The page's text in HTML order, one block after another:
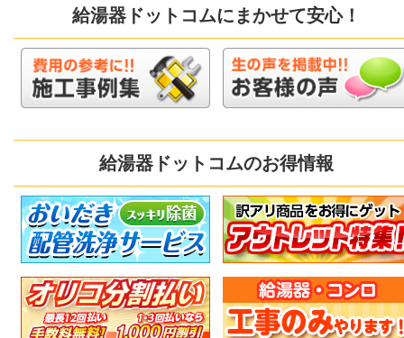
給湯器ドットコムにまかせて安心！
給湯器ドットコムのお得情報